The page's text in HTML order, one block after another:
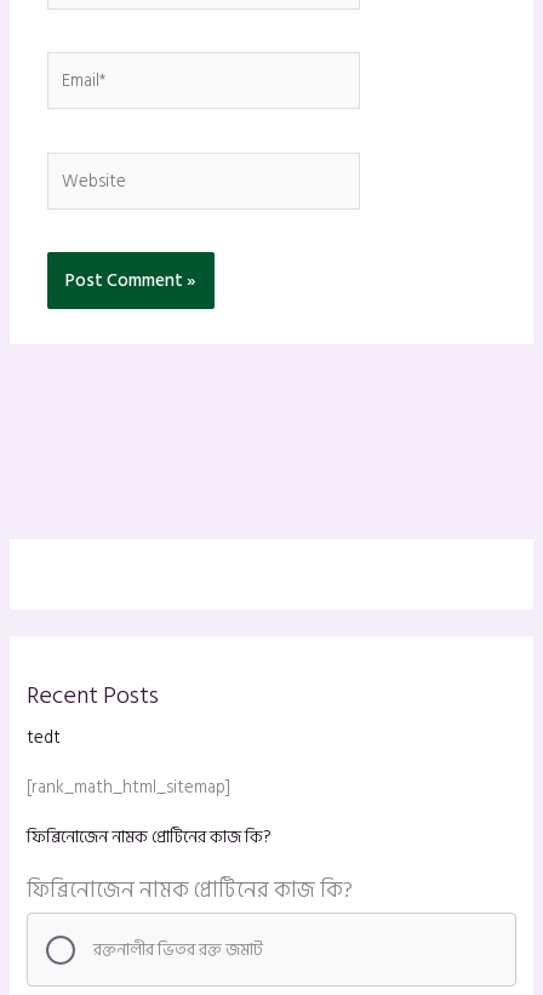
Recent Posts
tedt
[rank_math_html_sitemap]
ফিব্রিনোজেন নামক প্রোটিনের কাজ কি?
ফিব্রিনোজেন নামক প্রোটিনের কাজ কি?
রক্তনালীর ভিতর রক্ত জমাট